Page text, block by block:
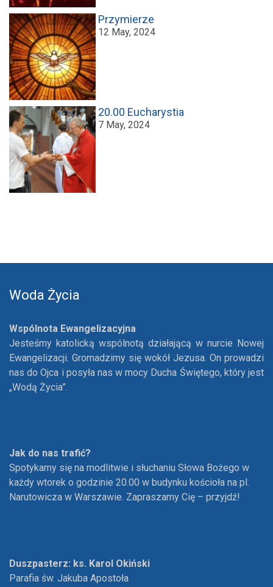
Przymierze
12 May, 2024
20.00 Eucharystia
7 May, 2024
Woda Życia
Wspólnota Ewangelizacyjna
Jesteśmy katolicką wspólnotą działającą w nurcie Nowej
Ewangelizacji. Gromadzimy się wokół Jezusa. On prowadzi
nas do Ojca i posyła nas w mocy Ducha Świętego, który jest
„Wodą Życia”.
Jak do nas trafić?
Spotykamy się na modlitwie i słuchaniu Słowa Bożego w
każdy wtorek o godzinie 20.00 w budynku kościoła na pl.
Narutowicza w Warszawie. Zapraszamy Cię – przyjdź!
Duszpasterz: ks. Karol Okiński
Parafia św. Jakuba Apostoła